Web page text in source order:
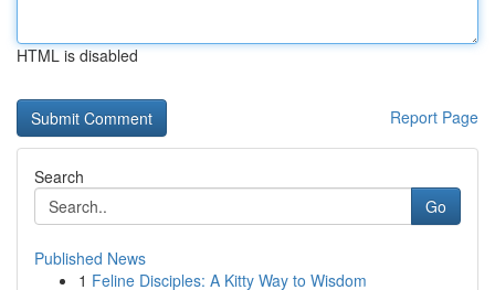
HTML is disabled
Report Page
Search
Go
Published News
1 Feline Disciples: A Kitty Way to Wisdom